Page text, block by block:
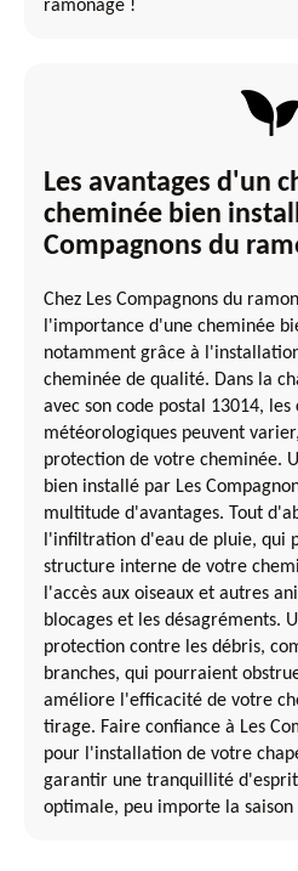
ramonage !
Les avantages d'un
cheminée bien
Compagnons du
Chez Les Compagnons du
l'importance d'une cheminée
notamment grâce à
cheminée de qualité. Dans la
avec son code postal 13014, les
météorologiques peuvent
protection de votre cheminée.
bien installé par Les
multitude d'avantages. Tout
l'infiltration d'eau de pluie, qui
structure interne de votre
l'accès aux oiseaux et autres
blocages et les désagréments.
protection contre les débris,
branches, qui pourraient
améliore l'efficacité de votre
tirage. Faire confiance à Les
pour l'installation de votre
garantir une tranquillité
optimale, peu importe la